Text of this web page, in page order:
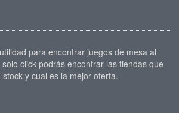
para encontrar juegos de mesa al
click podrás encontrar las tiendas que
y cual es la mejor oferta.